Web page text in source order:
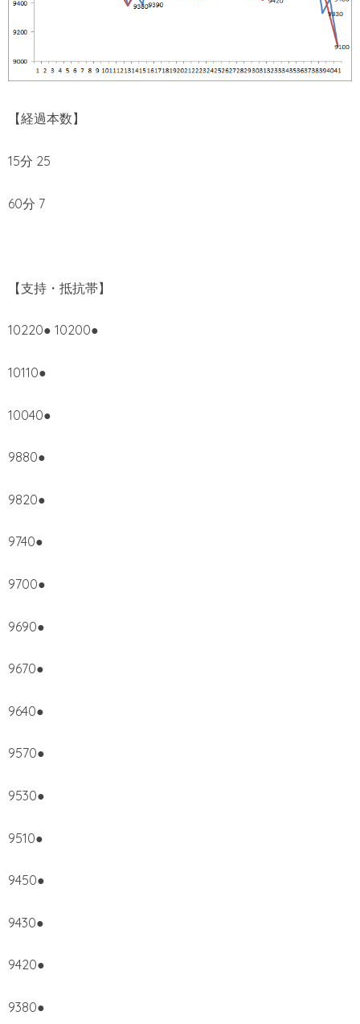
【経過本数】
15分 25
60分 7
【支持・抵抗帯】
10220● 10200●
10110●
10040●
9880●
9820●
9740●
9700●
9690●
9670●
9640●
9570●
9530●
9510●
9450●
9430●
9420●
9380●